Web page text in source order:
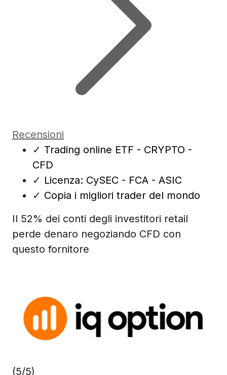
Recensioni
✓ Trading online ETF - CRYPTO -
CFD
✓ Licenza: CySEC - FCA - ASIC
✓ Copia i migliori trader del mondo
Il 52% dei conti degli investitori retail
perde denaro negoziando CFD con
questo fornitore
(5/5)